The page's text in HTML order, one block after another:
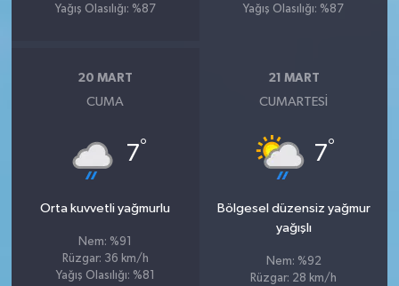
Yağış Olasılığı: %87
Yağış Olasılığı: %87
20 MART
CUMA
7°
Orta kuvvetli yağmurlu
Nem: %91
Rüzgar: 36 km/h
Yağış Olasılığı: %81
21 MART
CUMARTESI
7°
Bölgesel düzensiz yağmur
yağışlı
Nem: %92
Rüzgar: 28 km/h